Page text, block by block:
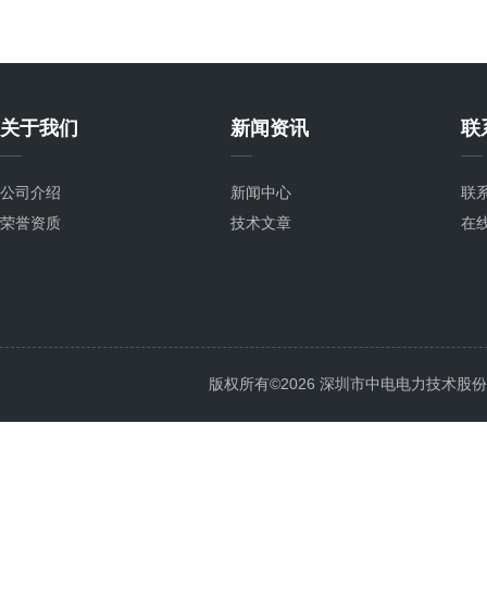
关于我们
公司介绍
荣誉资质
新闻资讯
新闻中心
技术文章
联
联
在
版权所有©2026 深圳市中电电力技术股